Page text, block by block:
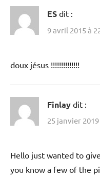
ES dit :
9 avril 2015 à
doux jésus !!!!!!!!!!!!!!
Finlay dit :
25 janvier
Hello just wanted to
you know a few of the